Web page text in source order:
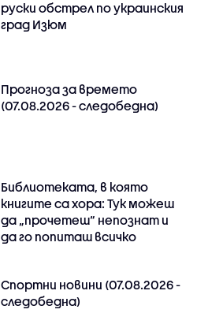
руски обстрeл по украинския
град Изюм
Прогноза за времето
(07.08.2026 - следобедна)
Библиотеката, в която
книгите са хора: Тук можеш
да „прочетеш“ непознат и
да го попиташ всичко
Спортни новини (07.08.2026 -
следобедна)